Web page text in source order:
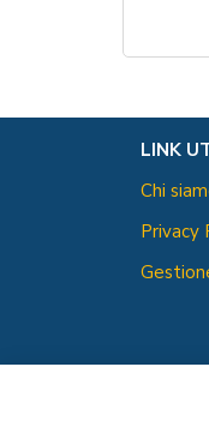
LINK
Chi
Privacy